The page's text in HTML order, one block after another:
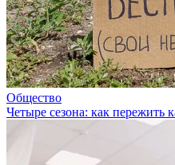
Общество
Четыре сезона: как пережить